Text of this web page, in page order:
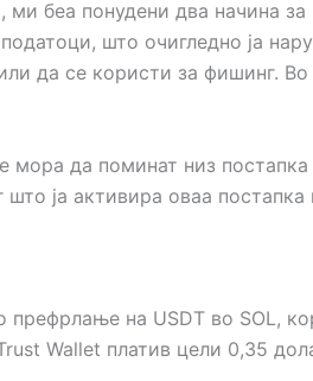
ми беа понудени два начина
податоци, што очигледно ја
да се користи за фишинг.
мора да поминат низ
што ја активира оваа
на USDT во SOL,
Wallet платив цели 0,35